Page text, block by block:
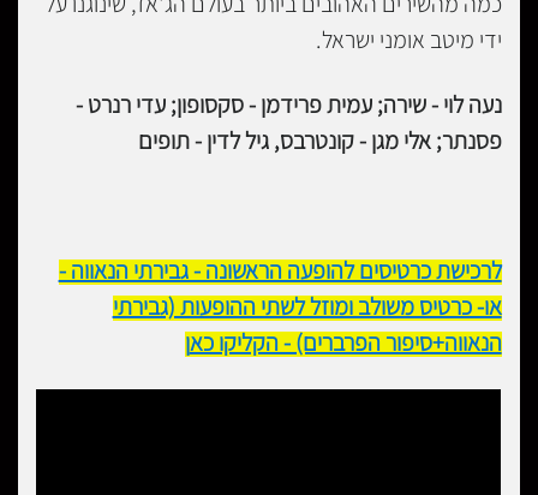
ידי מיטב אומני ישראל.
נעה לוי - שירה; עמית פרידמן - סקסופון; עדי רנרט -
פסנתר; אלי מגן - קונטרבס, גיל לדין - תופים
לרכישת כרטיסים להופעה הראשונה - גבירתי הנאווה -
או- כרטיס משולב ומוזל לשתי ההופעות (גבירתי
הנאווה+סיפור הפרברים) - הקליקו כאן